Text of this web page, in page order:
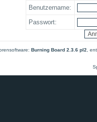
Benutzername:
Passwort:
Burning Board 2.3.6 pl2 ,